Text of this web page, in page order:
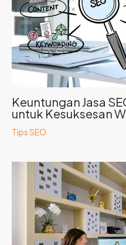
Keuntungan Jasa
untuk Kesuksesan
Tips SEO